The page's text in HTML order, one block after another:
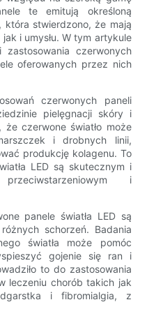
te emitują określoną
która stwierdzono, że mają
i umysłu. W tym artykule
czerwonych
oferowanych przez nich
czerwonych paneli
pielęgnacji skóry i
że czerwone światło może
i drobnych linii,
produkcję kolagenu. To
LED są skutecznym i
i
panele światła LED są
schorzeń. Badania
światła może pomóc
gojenie się ran i
to do zastosowania
leczeniu chorób takich jak
i fibromialgia, z